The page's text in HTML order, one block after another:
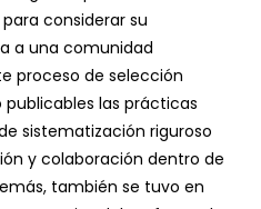
considerar su
a una comunidad
proceso de selección
las prácticas
sistematización riguroso
y colaboración dentro de
también se tuvo en